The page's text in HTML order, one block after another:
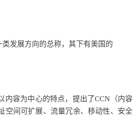
发展方向的总称，其下有美国的
内容为中心的特点，提出了CCN（内容
空间可扩展、流量冗余、移动性、安全